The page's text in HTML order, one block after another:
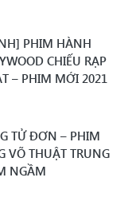
PHIM HÀNH
CHIẾU RẠP
– PHIM MỚI 2021
TỬ ĐƠN – PHIM
VÕ THUẬT TRUNG
NGẦM